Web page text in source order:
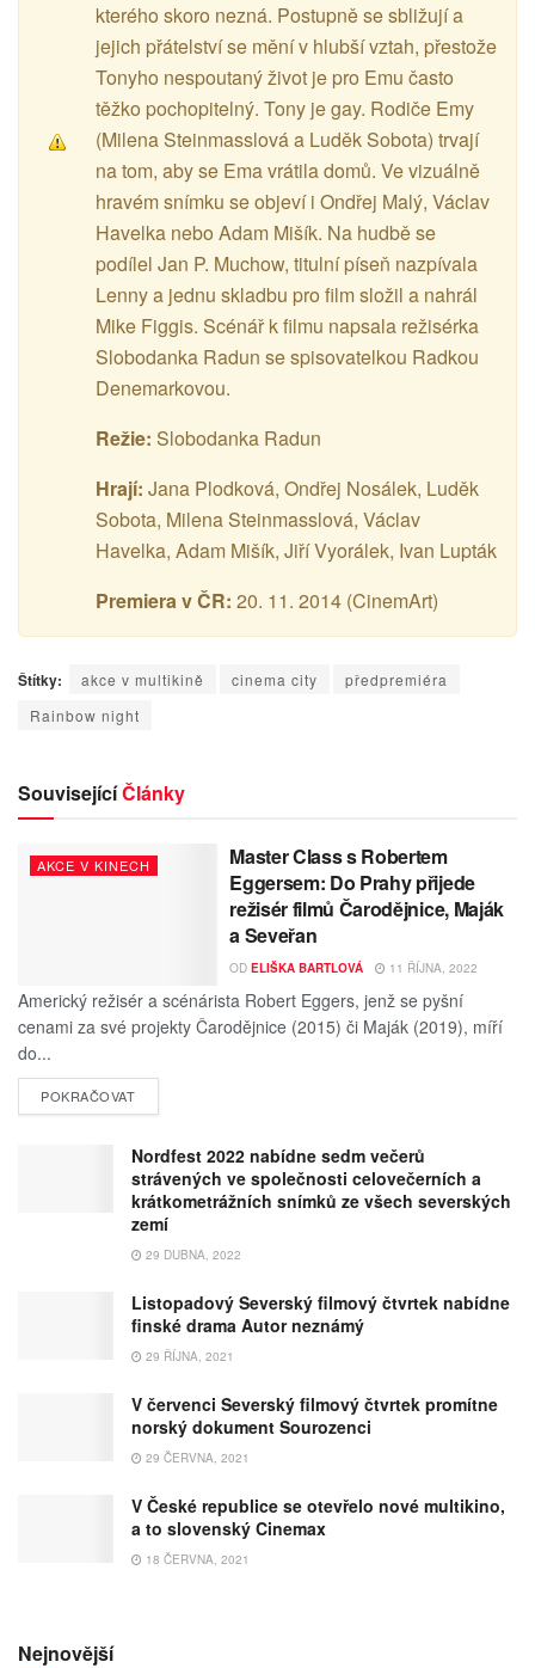
kterého skoro nezná. Postupně se sbližují a
jejich přátelství se mění v hlubší vztah, přestože
Tonyho nespoutaný život je pro Emu často
těžko pochopitelný. Tony je gay. Rodiče Emy
(Milena Steinmasslová a Luděk Sobota) trvají
na tom, aby se Ema vrátila domů. Ve vizuálně
hravém snímku se objeví i Ondřej Malý, Václav
Havelka nebo Adam Mišík. Na hudbě se
podílel Jan P. Muchow, titulní píseň nazpívala
Lenny a jednu skladbu pro film složil a nahrál
Mike Figgis. Scénář k filmu napsala režisérka
Slobodanka Radun se spisovatelkou Radkou
Denemarkovou.
Režie: Slobodanka Radun
Hrají: Jana Plodková, Ondřej Nosálek, Luděk
Sobota, Milena Steinmasslová, Václav
Havelka, Adam Mišík, Jiří Vyorálek, Ivan Lupták
Premiera v ČR: 20. 11. 2014 (CinemArt)
Štítky: akce v multikině cinema city
předpremiéra
Rainbow night
SouvisejícíČlánky
AKCE V KINECH
Master Class s Robertem
Eggersem: Do Prahy přijede
režisér filmů Čarodějnice, Maják
a Seveřan
OD ELIŠKA BARTLOVÁ 11 ŘÍJNA, 2022
Americký režisér a scénárista Robert Eggers, jenž se pyšní
cenami za své projekty Čarodějnice (2015) či Maják (2019), míří
do...
POKRAČOVAT
Nordfest 2022 nabídne sedm večerů
strávených ve společnosti celovečerních a
krátkometrážních snímků ze všech severských
zemí
29 DUBNA, 2022
Listopadový Severský filmový čtvrtek nabídne
finské drama Autor neznámý
29 ŘÍJNA, 2021
V červenci Severský filmový čtvrtek promítne
norský dokument Sourozenci
29 ČERVNA, 2021
V České republice se otevřelo nové multikino,
a to slovenský Cinemax
18 ČERVNA, 2021
Nejnovější